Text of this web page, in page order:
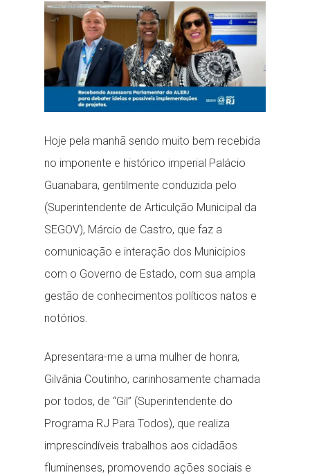
ready...
Hoje pela manhã sendo muito bem recebida
no imponente e histórico imperial Palácio
Guanabara, gentilmente conduzida pelo
(Superintendente de Articulção Municipal da
SEGOV), Márcio de Castro, que faz a
comunicação e interação dos Municipios
com o Governo de Estado, com sua ampla
gestão de conhecimentos políticos natos e
notórios.
Apresentara-me a uma mulher de honra,
Gilvânia Coutinho, carinhosamente chamada
por todos, de “Gil” (Superintendente do
Programa RJ Para Todos), que realiza
imprescindíveis trabalhos aos cidadãos
fluminenses, promovendo ações sociais e